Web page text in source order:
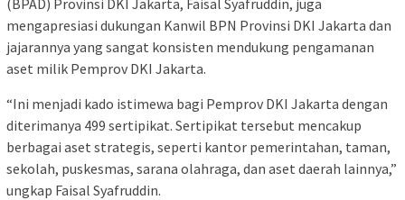
mengapresiasi dukungan Kanwil BPN Provinsi DKI Jakarta dan
jajarannya yang sangat konsisten mendukung pengamanan
aset milik Pemprov DKI Jakarta.
“Ini menjadi kado istimewa bagi Pemprov DKI Jakarta dengan
diterimanya 499 sertipikat. Sertipikat tersebut mencakup
berbagai aset strategis, seperti kantor pemerintahan, taman,
sekolah, puskesmas, sarana olahraga, dan aset daerah lainnya,”
ungkap Faisal Syafruddin.